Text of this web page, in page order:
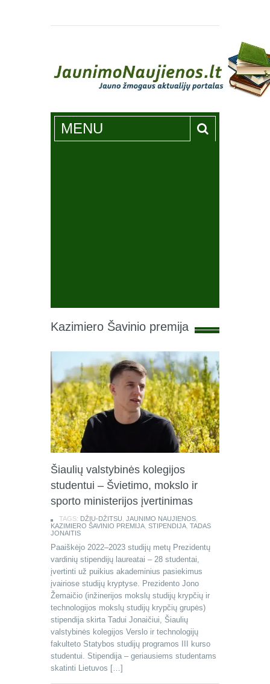
Jaunimonaujienos.lt
MENU
Kazimiero Šavinio premija
Šiaulių valstybinės kolegijos
studentui – Švietimo, mokslo ir
sporto ministerijos įvertinimas
TAGS: DŽIU-DŽITSU JAUNIMO NAUJIENOS
KAZIMIERO ŠAVINIO PREMIJA STIPENDIJA TADAS
JONAITIS
Paaiškėjo 2022–2023 studijų metų Prezidentų
vardinių stipendijų laureatai – 28 studentai,
įvertinti už puikius akademinius pasiekimus
įvairiose studijų kryptyse. Prezidento Jono
Žemaičio (inžinerijos mokslų studijų krypčių ir
technologijos mokslų studijų krypčių grupės)
stipendija skirta Tadui Jonaičiui, Šiaulių
valstybinės kolegijos Verslo ir technologijų
fakulteto Statybos studijų programos III kurso
studentui. Stipendija – geriausiems studentams
skatinti Lietuvos […]